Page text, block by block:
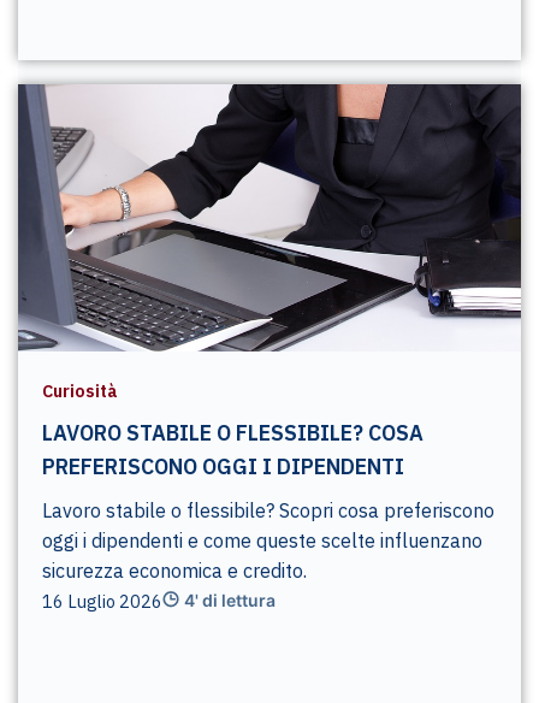
Curiosità
LAVORO STABILE O FLESSIBILE? COSA
PREFERISCONO OGGI I DIPENDENTI
Lavoro stabile o flessibile? Scopri cosa preferiscono
oggi i dipendenti e come queste scelte influenzano
sicurezza economica e credito.
16 Luglio 2026 4' di lettura